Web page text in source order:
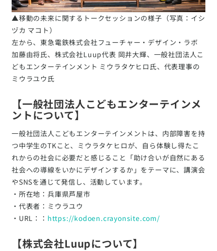
▲移動の未来に関するトークセッションの様子（写真：イシ
ヅカ マコト）
左から、東急電鉄株式会社フューチャー・デザイン・ラボ
加藤由将氏、株式会社Luup代表 岡井大輝、一般社団法人こ
どもエンターテインメント ミウラタケヒロ氏、代表理事の
ミウラユウ氏
【一般社団法人こどもエンターテインメ
ントについて】
一般社団法人こどもエンターテインメントは、内部障害を持
つ中学生のTKこと、ミウラタケヒロが、自ら体験し得たこ
れからの社会に必要だと感じること「助け合いが自然にある
社会への導線をいかにデザインするか」をテーマに、講演会
やSNSを通じて発信し、活動しています。
・所在地：兵庫県芦屋市
・代表者：ミウラユウ
・URL：： https://kodoen.crayonsite.com/
【株式会社Luupについて】